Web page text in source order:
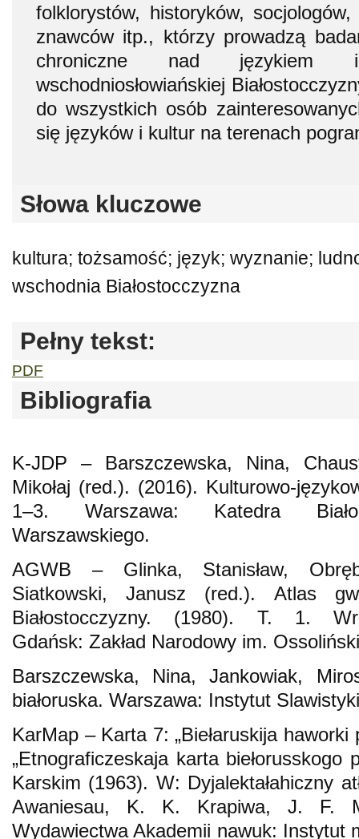
folklorystów, historyków,
znawców itp., którzy prowadzą
chro­niczne nad językiem
wschodniosłowiańskiej
do wszystkich osób
się języków i kultur na terenach
Słowa kluczowe
kultura; tożsamość; język; wyznanie;
wschodnia Białostocczyzna
Pełny tekst:
PDF
Bibliografia
K-JDP – Barszczewska, Nina,
Mikołaj (red.). (2016). Kulturowo-
1–3. Warszawa: Katedra
Warszawskiego.
AGWB – Glinka, Stanisław,
Siatkowski, Janusz (red.). Atlas
Białostocczyzny. (1980). T. 1.
Gdańsk: Zakład Narodowy im.
Barszczewska, Nina, Jankowiak,
białoruska. Warszawa: Instytut
KarMap – Karta 7: „Biełaruskija
„Etnograficzeskaja karta biełorusskogo
Karskim (1963). W: Dyjalektałahiczny
Awaniesau, K. K. Krapiwa, J. F.
Wydawiectwa Akademii nawuk: Instytut